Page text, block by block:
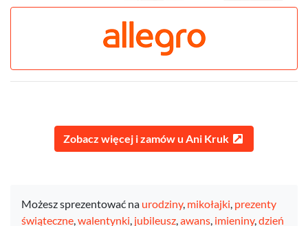
Zobacz więcej i zamów u Ani Kruk
Możesz sprezentować na urodziny, mikołajki, prezenty
świąteczne,walentynki, jubileusz,awans, imieniny,dzień